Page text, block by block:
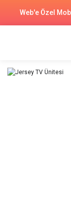
Web'e Özel